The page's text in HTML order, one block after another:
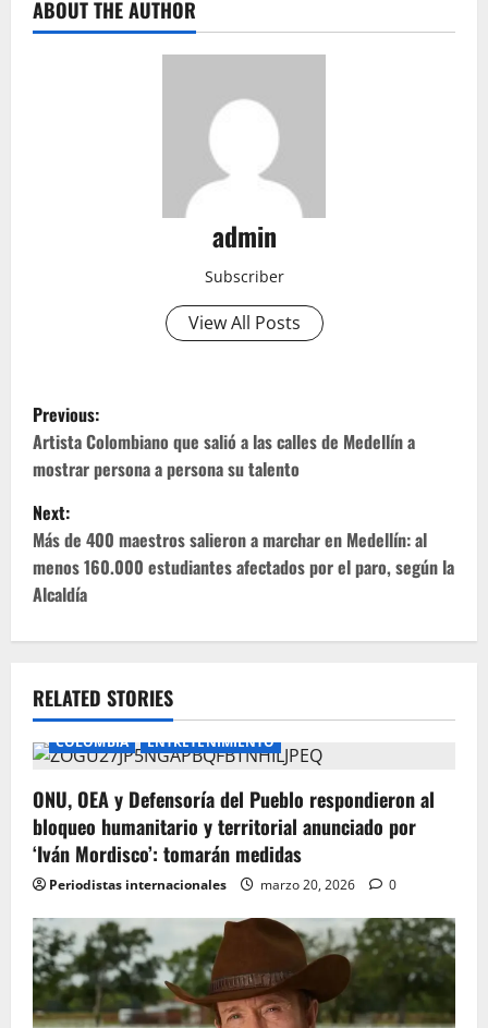
ABOUT THE AUTHOR
admin
Subscriber
View All Posts
P
o
s
t
n
a
v
i
g
a
t
i
o
n
Previous:
Artista Colombiano que salió a las calles de Medellín a
mostrar persona a persona su talento
Next:
Más de 400 maestros salieron a marchar en Medellín: al
menos 160.000 estudiantes afectados por el paro, según la
Alcaldía
RELATED STORIES
COLOMBIA ENTRETENIMIENTO
ONU, OEA y Defensoría del Pueblo respondieron al
bloqueo humanitario y territorial anunciado por
‘Iván Mordisco’: tomarán medidas
Periodistas internacionales marzo 20, 2026 0